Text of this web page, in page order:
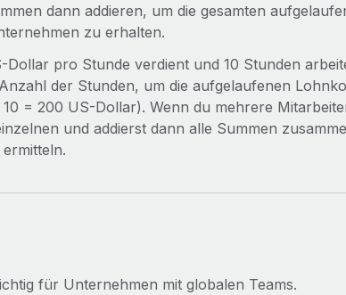
dann addieren, um die gesamten
zu erhalten.
pro Stunde verdient und 10 Stunden
der Stunden, um die aufgelaufenen
= 200 US-Dollar). Wenn du mehrere
und addierst dann alle Summen
für Unternehmen mit globalen Teams.